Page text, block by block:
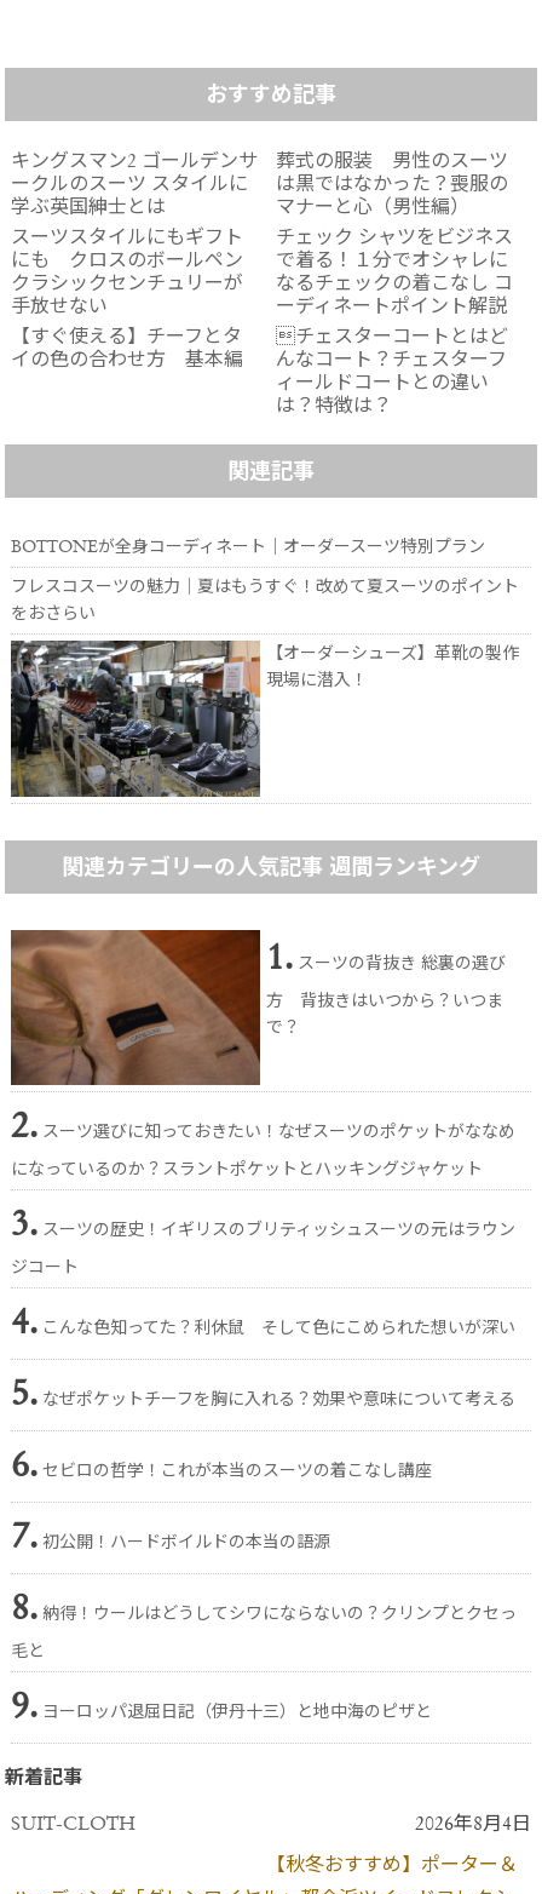
おすすめ記事
キングスマン2 ゴールデンサ
ークルのスーツ スタイルに
学ぶ英国紳士とは
葬式の服装 男性のスーツ
は黒ではなかった？喪服の
マナーと心（男性編）
スーツスタイルにもギフト
にも クロスのボールペン
クラシックセンチュリーが
手放せない
チェック シャツをビジネス
で着る！１分でオシャレに
なるチェックの着こなし コ
ーディネートポイント解説
【すぐ使える】チーフとタ
イの色の合わせ方 基本編
チェスターコートとはど
んなコート？チェスターフ
ィールドコートとの違い
は？特徴は？
関連記事
BOTTONEが全身コーディネート｜オーダースーツ特別プラン
フレスコスーツの魅力｜夏はもうすぐ！改めて夏スーツのポイント
をおさらい
【オーダーシューズ】革靴の製作
現場に潜入！
関連カテゴリーの人気記事 週間ランキング
1. スーツの背抜き 総裏の選び
方 背抜きはいつから？いつま
で？
2. スーツ選びに知っておきたい！なぜスーツのポケットがななめ
になっているのか？スラントポケットとハッキングジャケット
3. スーツの歴史！イギリスのブリティッシュスーツの元はラウン
ジコート
4. こんな色知ってた？利休鼠 そして色にこめられた想いが深い
5. なぜポケットチーフを胸に入れる？効果や意味について考える
6. セビロの哲学！これが本当のスーツの着こなし講座
7. 初公開！ハードボイルドの本当の語源
8. 納得！ウールはどうしてシワにならないの？クリンプとクセっ
毛と
9. ヨーロッパ退屈日記（伊丹十三）と地中海のピザと
新着記事
SUIT-CLOTH 2026年8月4日
【秋冬おすすめ】ポーター＆